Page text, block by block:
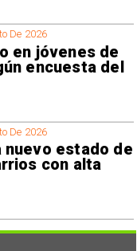
De 2026
en jóvenes de
encuesta del
De 2026
nuevo estado de
con alta